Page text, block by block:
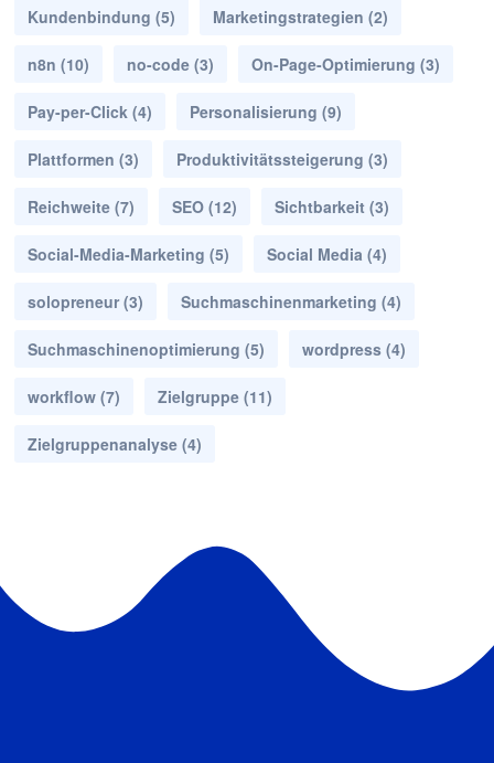
Kundenbindung (5) Marketingstrategien (2)
n8n (10) no-code (3) On-Page-Optimierung (3)
Pay-per-Click (4) Personalisierung (9)
Plattformen (3) Produktivitätssteigerung (3)
Reichweite (7) SEO (12) Sichtbarkeit (3)
Social-Media-Marketing (5) Social Media (4)
solopreneur (3) Suchmaschinenmarketing (4)
Suchmaschinenoptimierung (5) wordpress (4)
workflow (7) Zielgruppe (11)
Zielgruppenanalyse (4)